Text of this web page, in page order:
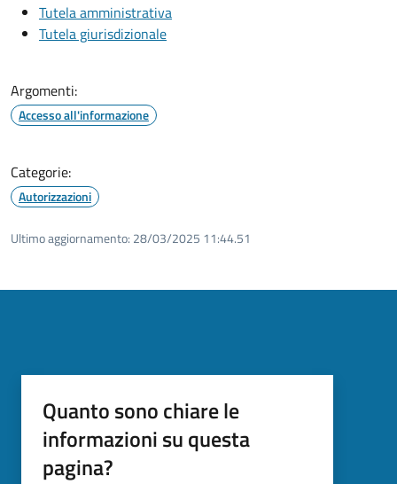
Tutela amministrativa
Tutela giurisdizionale
Argomenti:
Accesso all'informazione
Categorie:
Autorizzazioni
Ultimo aggiornamento: 28/03/2025 11:44.51
Quanto sono chiare le
informazioni su questa
pagina?